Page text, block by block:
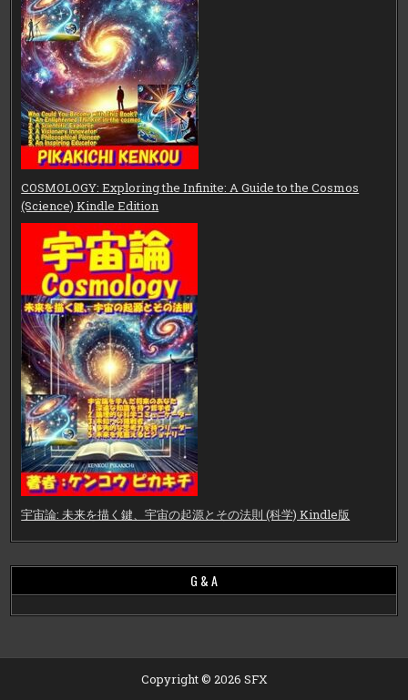
COSMOLOGY: Exploring the Infinite: A Guide to the Cosmos
(Science) Kindle Edition
宇宙論: 未来を描く鍵、宇宙の起源とその法則 (科学) Kindle版
G & A
Copyright © 2026 SFX